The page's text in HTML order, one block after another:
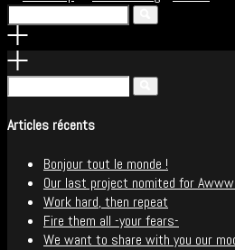
Articles récents
Bonjour tout le monde !
Our last project nomited for
Work hard, then repeat
Fire them all -your fears-
We want to share with you our